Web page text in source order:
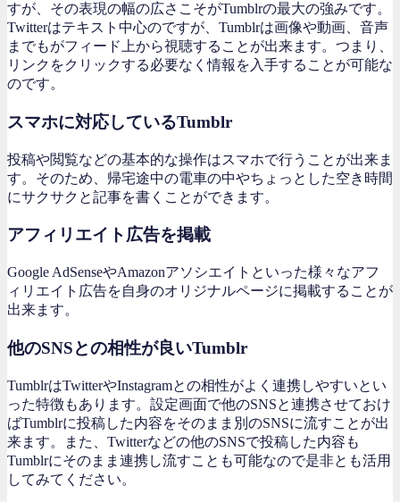
すが、その表現の幅の広さこそがTumblrの最大の強みです。
Twitterはテキスト中心のですが、Tumblrは画像や動画、音声
までもがフィード上から視聴することが出来ます。つまり、
リンクをクリックする必要なく情報を入手することが可能な
のです。
スマホに対応しているTumblr
投稿や閲覧などの基本的な操作はスマホで行うことが出来ま
す。そのため、帰宅途中の電車の中やちょっとした空き時間
にサクサクと記事を書くことができます。
アフィリエイト広告を掲載
Google AdSenseやAmazonアソシエイトといった様々なアフ
ィリエイト広告を自身のオリジナルページに掲載することが
出来ます。
他のSNSとの相性が良いTumblr
TumblrはTwitterやInstagramとの相性がよく連携しやすいとい
った特徴もあります。設定画面で他のSNSと連携させておけ
ばTumblrに投稿した内容をそのまま別のSNSに流すことが出
来ます。また、Twitterなどの他のSNSで投稿した内容も
Tumblrにそのまま連携し流すことも可能なので是非とも活用
してみてください。